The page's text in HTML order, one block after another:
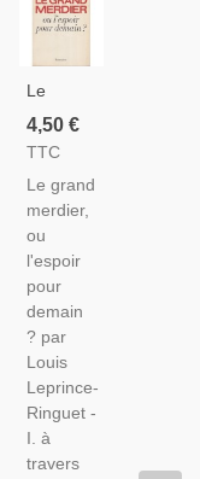
Le
Grand
Merdier,
Leprince-
Ringuet,
1978 -
Mondialisation,
Économie,
Sociologie
4,50 €
TTC
Le grand
merdier,
ou
l'espoir
pour
demain
? par
Louis
Leprince-
Ringuet -
I. à
travers